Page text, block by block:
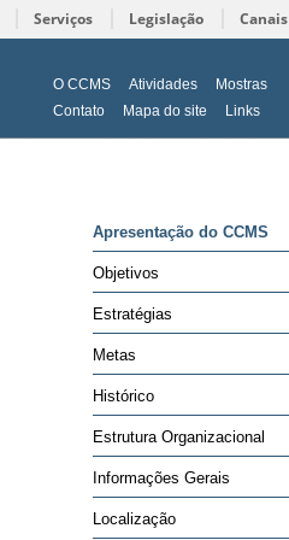
Serviços Legislação Canais
O CCMS Atividades
Mostras
Contato
Mapa do site Links
Apresentação do CCMS
Objetivos
Estratégias
Metas
Histórico
Estrutura Organizacional
Informações Gerais
Localização